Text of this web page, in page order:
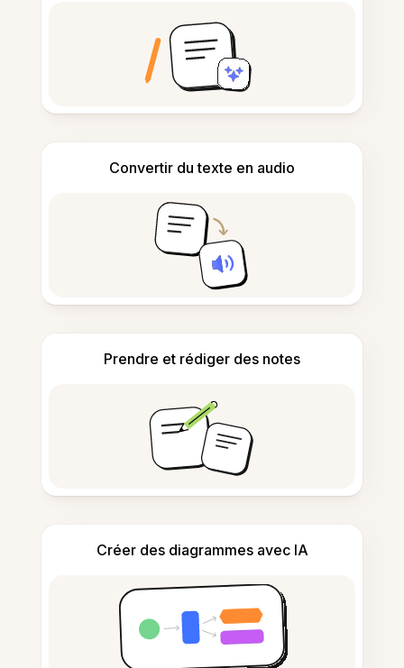
Convertir du texte en audio
Prendre et rédiger des notes
Créer des diagrammes avec IA